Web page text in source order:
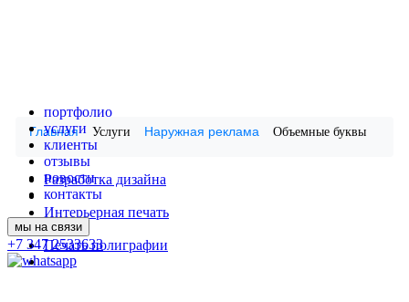
портфолио
услуги
клиенты
отзывы
новости
контакты
мы на связи
+7 347 2533633
Главная Услуги Наружная реклама Объемные буквы
Разработка дизайна
Интерьерная печать
Печать полиграфии